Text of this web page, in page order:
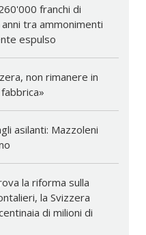
franchi di
tra ammonimenti
espulso
non rimanere in
asilanti: Mazzoleni
la riforma sulla
la Svizzera
di milioni di